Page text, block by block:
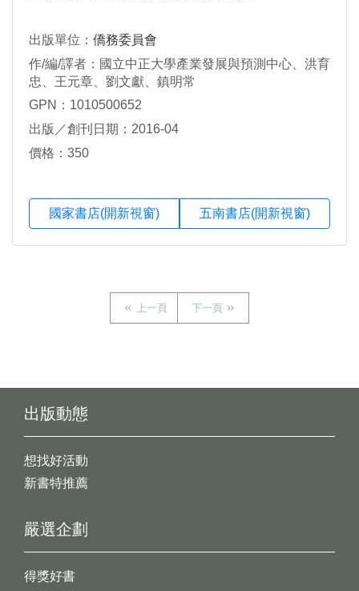
出版單位： 僑務委員會
作/編/譯者：國立中正大學產業發展與預測中心、洪育
忠、王元章、劉文獻、鎮明常
GPN：1010500652
出版／創刊日期：2016-04
價格：350
國家書店(開新視窗) 五南書店(開新視窗)
上一頁 下一頁
出版動態
想找好活動
新書特推薦
嚴選企劃
得獎好書